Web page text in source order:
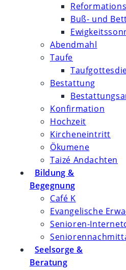
Buß- und
Abendmahl
Taufe
Bestattung
Konfirmation
Hochzeit
Kircheneintritt
Ökumene
Taizé Andachten
Bildung &
Begegnung
Café K
Evangelische
Senioren-
Seelsorge &
Beratung